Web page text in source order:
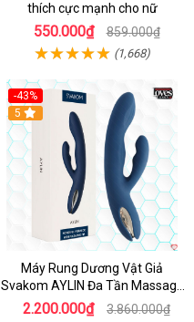
thích cực mạnh cho nữ
550.000₫ 859.000₫
(1,668)
-43%
Hot
5
Máy Rung Dương Vật Giả
Svakom AYLIN Đa Tần Massage
Sướng
2.200.000₫ 3.860.000₫